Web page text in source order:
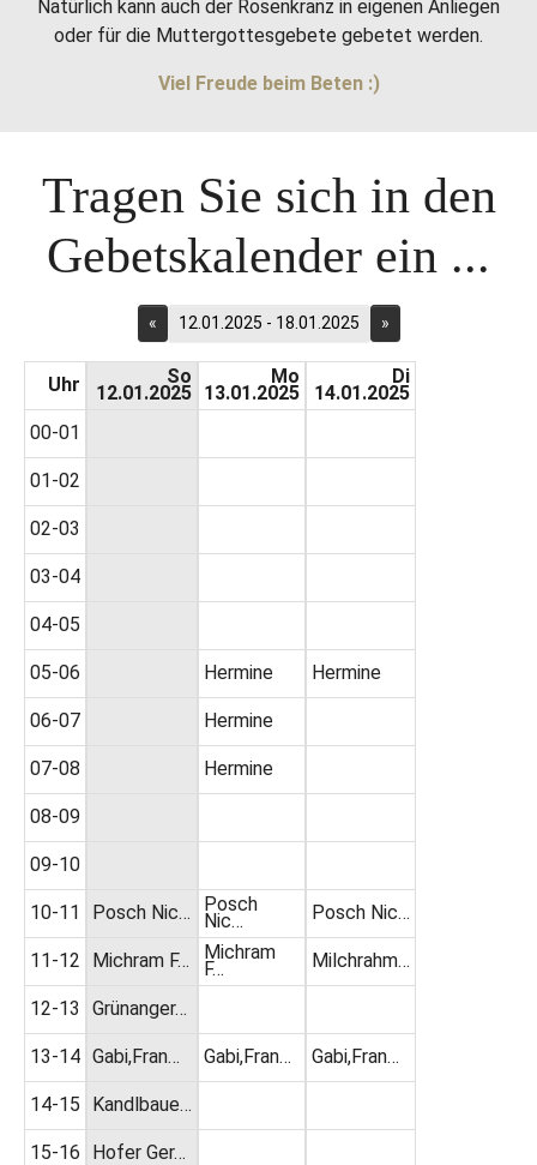
Natürlich kann auch der Rosenkranz in eigenen Anliegen
oder für die Muttergottesgebete gebetet werden.
Viel Freude beim Beten :)
Tragen Sie sich in den
Gebetskalender ein ...
« 12.01.2025 - 18.01.2025 »
Uhr
00-01
01-02
02-03
03-04
04-05
05-06
06-07
07-08
08-09
09-10
10-11
11-12
12-13
13-14
14-15
15-16
So
12.01.2025
Posch Nic…
Michram F…
Grünanger…
Gabi,Fran…
Kandlbaue…
Hofer Ger…
Mo
13.01.2025
Hermine
Hermine
Hermine
Posch
Nic…
Michram
F…
Gabi,Fran…
Di
14.01.2025
Hermine
Posch Nic…
Milchrahm…
Gabi,Fran…